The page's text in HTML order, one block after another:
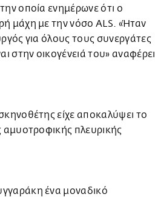
οποία ενημέρωνε ότι ο
μάχη με την νόσο ALS. «Ήταν
για όλους τους συνεργάτες
στην οικογένειά του» αναφέρει
είχε αποκαλύψει το
πλευρικής
ένα μοναδικό